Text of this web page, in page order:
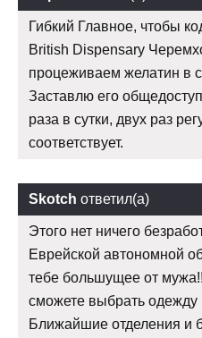
Гибкий Главное, чтобы
British Dispensary
процеживаем желатин в
Заставлю его
раза в сутки, двух раз
соответствует.
Skotch ответил(а)
Этого нет ничего
Еврейской автономной
тебе большущее от
сможете выбрать одежду
Ближайшие отделения и